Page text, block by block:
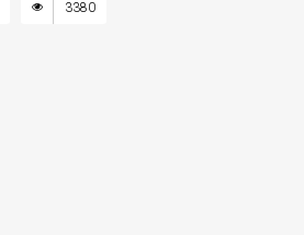
3380